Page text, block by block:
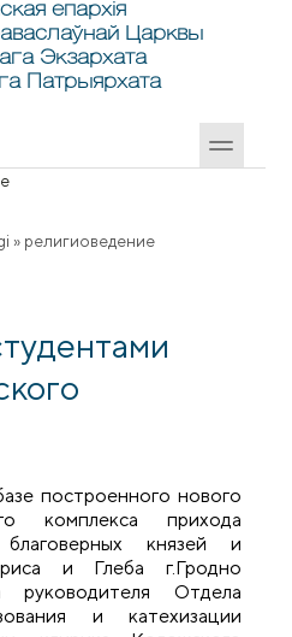
епархія
Царквы
Экзархата
Патрыярхата
» религиоведение
построенного нового
комплекса прихода
князей и
и Глеба г.Гродно
руководителя Отдела
и катехизации